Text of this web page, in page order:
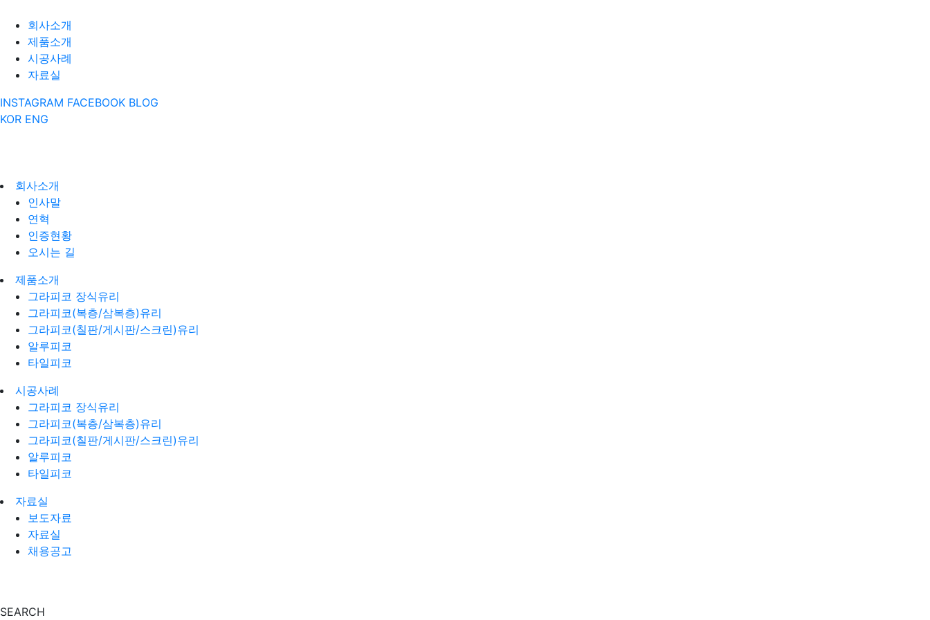
회사소개
제품소개
시공사례
자료실
INSTAGRAM FACEBOOK BLOG
KOR ENG
회사소개
인사말
연혁
인증현황
오시는 길
제품소개
그라피코 장식유리
그라피코(복층/삼복층)유리
그라피코(칠판/게시판/스크린)유리
알루피코
타일피코
시공사례
그라피코 장식유리
그라피코(복층/삼복층)유리
그라피코(칠판/게시판/스크린)유리
알루피코
타일피코
자료실
보도자료
자료실
채용공고
SEARCH